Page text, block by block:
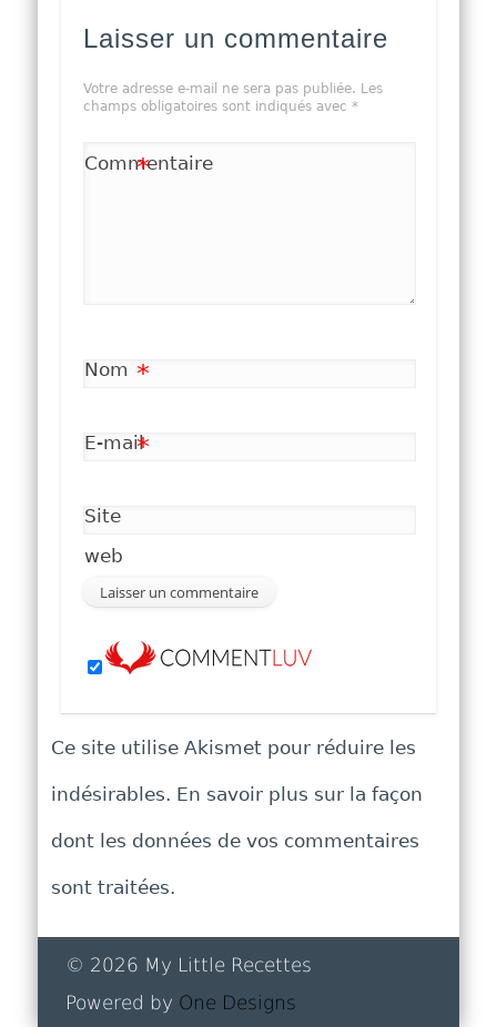
Laisser un commentaire
Votre adresse e-mail ne sera pas publiée. Les
champs obligatoires sont indiqués avec *
Commentaire
*
Nom *
E-mail*
Site
web
Ce site utilise Akismet pour réduire les
indésirables. En savoir plus sur la façon
dont les données de vos commentaires
sont traitées.
© 2026 My Little Recettes
Powered by One Designs